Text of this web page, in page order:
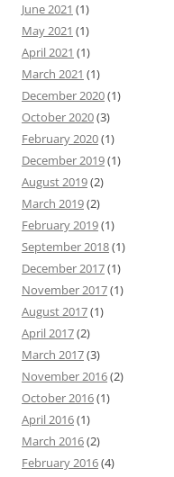
June 2021 (1)
May 2021 (1)
April 2021 (1)
March 2021 (1)
December 2020(1)
October 2020(3)
February 2020(1)
December 2019(1)
August 2019(2)
March 2019(2)
February 2019(1)
September 2018(1)
December 2017(1)
November 2017(1)
August 2017(1)
April 2017(2)
March 2017(3)
November 2016(2)
October 2016(1)
April 2016(1)
March 2016(2)
February 2016(4)